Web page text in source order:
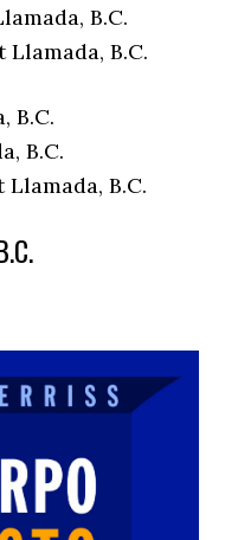
B.C.
B.C.
B.C.
B.C.
B.C.